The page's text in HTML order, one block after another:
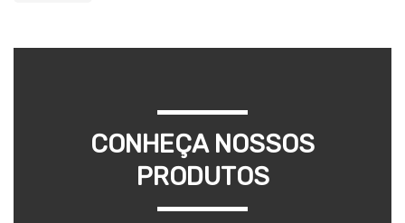
CONHEÇA NOSSOS
PRODUTOS